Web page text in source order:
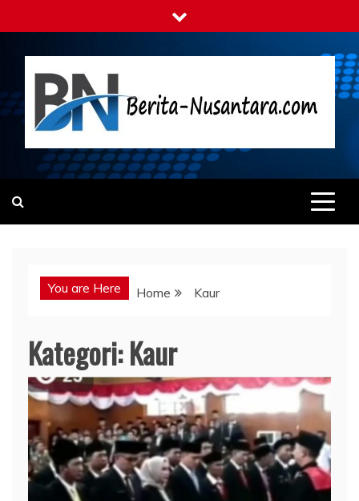
to
content
Berita-nusantara.com
Kabar Nusantara Terpercaya
You are Here Home Kaur
Kategori:Kaur